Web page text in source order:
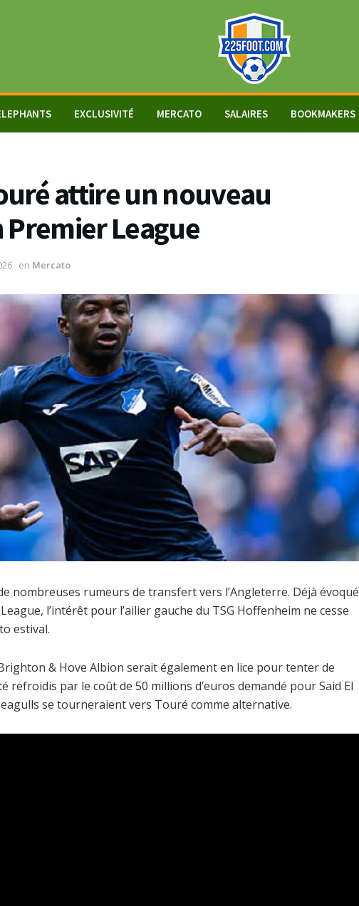
EXCLUSIVITÉ MERCATO SALAIRES BOOKMAKERS
attire un nouveau
League
en Mercato
nombreuses rumeurs de transfert vers l’Angleterre. Déjà évoqué
l’intérêt pour l’ailier gauche du TSG Hoffenheim ne cesse
estival.
& Hove Albion serait également en lice pour tenter de
refroidis par le coût de 50 millions d’euros demandé pour Said El
se tourneraient vers Touré comme alternative.